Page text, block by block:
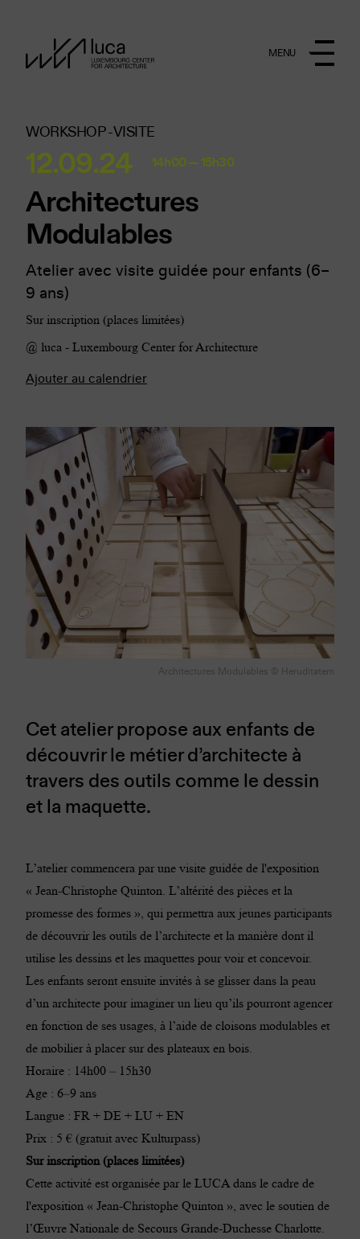
MENU
WORKSHOP -VISITE
12.09.24 14h00 — 15h30
Architectures
Modulables
Atelier avec visite guidée pour enfants (6–
9 ans)
Sur inscription (places limitées)
@ luca - Luxembourg Center for Architecture
Ajouter au calendrier
Architectures Modulables © Heruditatem
Cet atelier propose aux enfants de
découvrir le métier d’architecte à
travers des outils comme le dessin
et la maquette.
L’atelier commencera par une visite guidée de l'exposition
« Jean-Christophe Quinton. L’altérité des pièces et la
promesse des formes », qui permettra aux jeunes participants
de découvrir les outils de l’architecte et la manière dont il
utilise les dessins et les maquettes pour voir et concevoir.
Les enfants seront ensuite invités à se glisser dans la peau
d’un architecte pour imaginer un lieu qu’ils pourront agencer
en fonction de ses usages, à l’aide de cloisons modulables et
de mobilier à placer sur des plateaux en bois.
Horaire : 14h00 – 15h30
Age : 6–9 ans
Langue : FR + DE + LU + EN
Prix : 5 € (gratuit avec Kulturpass)
Sur inscription (places limitées)
Cette activité est organisée par le LUCA dans le cadre de
l'exposition « Jean-Christophe Quinton », avec le soutien de
l’Œuvre Nationale de Secours Grande-Duchesse Charlotte.